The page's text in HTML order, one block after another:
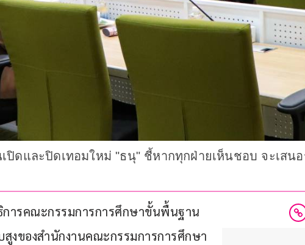
ปิดและปิดเทอมใหม่ "ธนุ" ชี้หากทุกฝ่ายเห็นชอบ จะเสน
การคณะกรรมการการศึกษาขั้นพื้นฐาน
งของสำนักงานคณะกรรมการการศึกษา